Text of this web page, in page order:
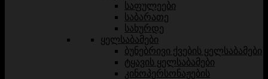
საფულეები
საბარათე
სახურდე
ყელსაბამები
ბუნებრივი ქვების ყელსაბამები
ტყავის ყელსაბამები
კინოპერსონაჟების